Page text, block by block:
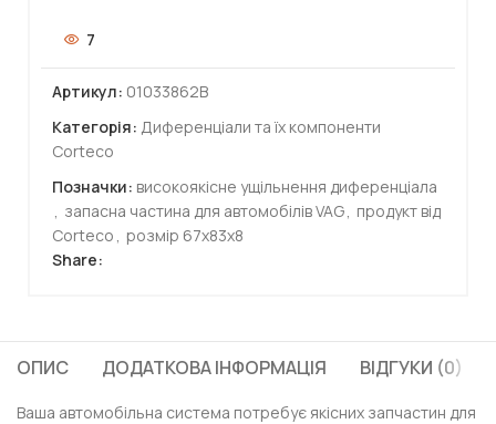
7
Артикул: 01033862B
Категорія: Диференціали та їх компоненти
Corteco
Позначки: високоякісне ущільнення диференціала
, запасна частина для автомобілів VAG, продукт від
Corteco , розмір 67x83x8
Share:
ОПИС ДОДАТКОВА ІНФОРМАЦІЯ ВІДГУКИ (0)
Ваша автомобільна система потребує якісних запчастин для